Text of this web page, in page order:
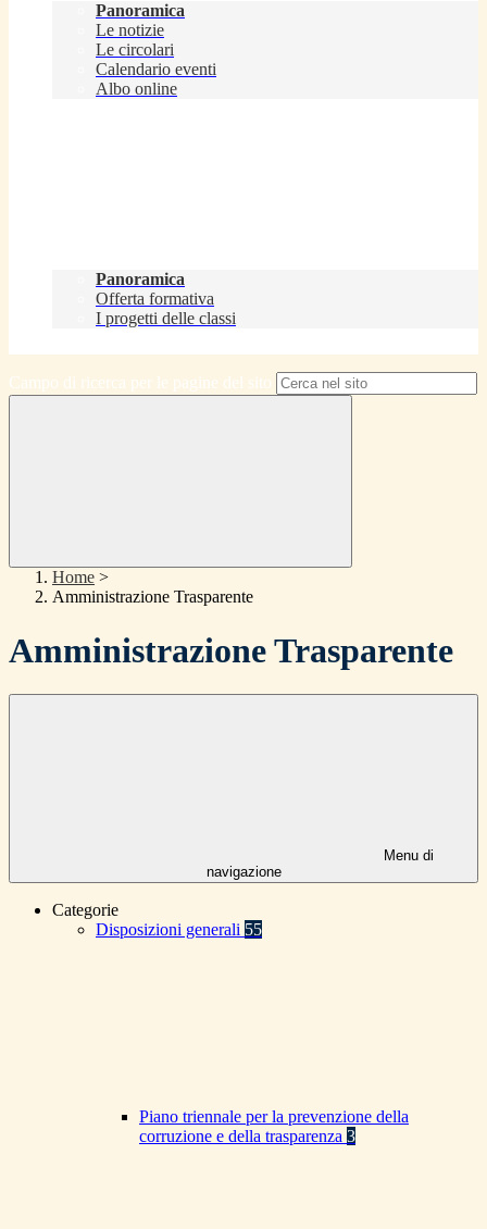
Panoramica
Le notizie
Le circolari
Calendario eventi
Albo online
Panoramica
Offerta formativa
I progetti delle classi
Campo di ricerca per le pagine del sito
Home >
Amministrazione Trasparente
Amministrazione Trasparente
Menu di
navigazione
Categorie
Disposizioni generali 55
Piano triennale per la prevenzione della
corruzione e della trasparenza 3